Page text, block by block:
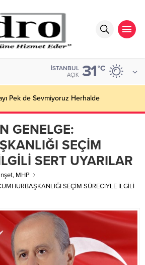
İSTANBUL
AÇIK 31°C
DAHA FAZLASI
GENELGE:
SEÇİM
SERT UYARILAR
, MHP
SEÇİM SÜRECİYLE İLGİLİ